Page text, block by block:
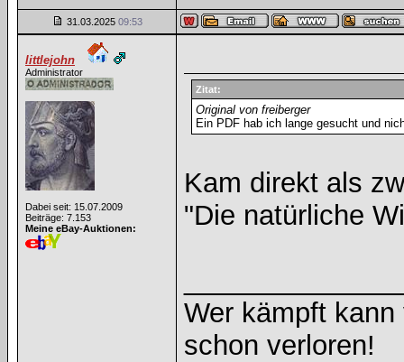
31.03.2025 09:53
littlejohn
Administrator
Dabei seit: 15.07.2009
Beiträge: 7.153
Meine eBay-Auktionen:
Zitat:
Original von freiberger
Ein PDF hab ich lange gesucht und
Kam direkt als
"Die natürliche
Wer kämpft
schon verloren!